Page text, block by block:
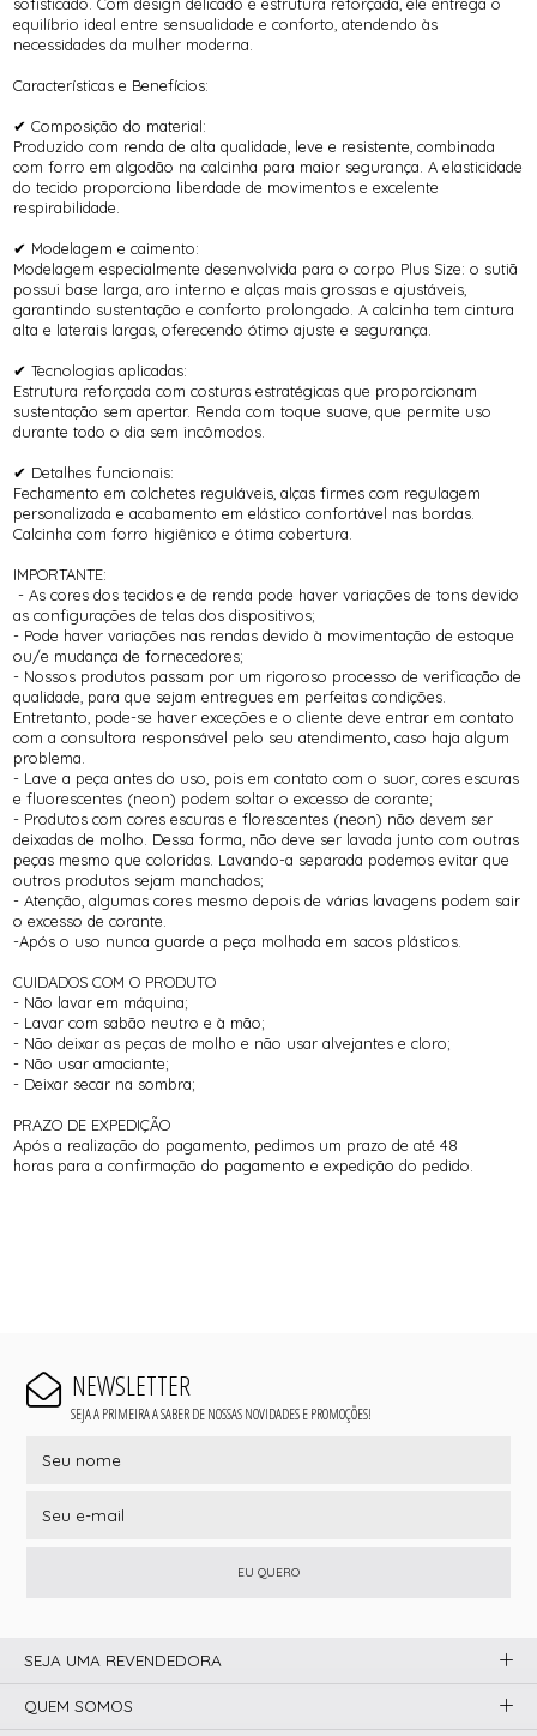
equilíbrio ideal entre sensualidade e conforto, atendendo às
necessidades da mulher moderna.
Características e Benefícios:
✔ Composição do material:
Produzido com renda de alta qualidade, leve e resistente, combinada
com forro em algodão na calcinha para maior segurança. A elasticidade
do tecido proporciona liberdade de movimentos e excelente
respirabilidade.
✔ Modelagem e caimento:
Modelagem especialmente desenvolvida para o corpo Plus Size: o sutiã
possui base larga, aro interno e alças mais grossas e ajustáveis,
garantindo sustentação e conforto prolongado. A calcinha tem cintura
alta e laterais largas, oferecendo ótimo ajuste e segurança.
✔ Tecnologias aplicadas:
Estrutura reforçada com costuras estratégicas que proporcionam
sustentação sem apertar. Renda com toque suave, que permite uso
durante todo o dia sem incômodos.
✔ Detalhes funcionais:
Fechamento em colchetes reguláveis, alças firmes com regulagem
personalizada e acabamento em elástico confortável nas bordas.
Calcinha com forro higiênico e ótima cobertura.
IMPORTANTE:
- As cores dos tecidos e de renda pode haver variações de tons devido
as configurações de telas dos dispositivos;
- Pode haver variações nas rendas devido à movimentação de estoque
ou/e mudança de fornecedores;
- Nossos produtos passam por um rigoroso processo de verificação de
qualidade, para que sejam entregues em perfeitas condições.
Entretanto, pode-se haver exceções e o cliente deve entrar em contato
com a consultora responsável pelo seu atendimento, caso haja algum
problema.
- Lave a peça antes do uso, pois em contato com o suor, cores escuras
e fluorescentes (neon) podem soltar o excesso de corante;
- Produtos com cores escuras e florescentes (neon) não devem ser
deixadas de molho. Dessa forma, não deve ser lavada junto com outras
peças mesmo que coloridas. Lavando-a separada podemos evitar que
outros produtos sejam manchados;
- Atenção, algumas cores mesmo depois de várias lavagens podem sair
o excesso de corante.
-Após o uso nunca guarde a peça molhada em sacos plásticos.
CUIDADOS COM O PRODUTO
- Não lavar em máquina;
- Lavar com sabão neutro e à mão;
- Não deixar as peças de molho e não usar alvejantes e cloro;
- Não usar amaciante;
- Deixar secar na sombra;
PRAZO DE EXPEDIÇÃO
Após a realização do pagamento, pedimos um prazo de até 48
horas para a confirmação do pagamento e expedição do pedido.
NEWSLETTER
SEJA A PRIMEIRA A SABER DE NOSSAS NOVIDADES E PROMOÇÕES!
EU QUERO
SEJA UMA REVENDEDORA
QUEM SOMOS